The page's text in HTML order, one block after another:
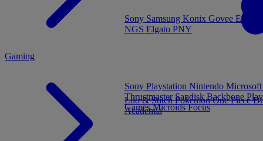
Gaming
Sony Playstation Nintendo
Thrustmaster SandiskBackbone
GamesMicroidsFocus
Lilo & StitchPokémonOne Piece
Academia
Sony Samsung Konix Govee
NGS Elgato PNY